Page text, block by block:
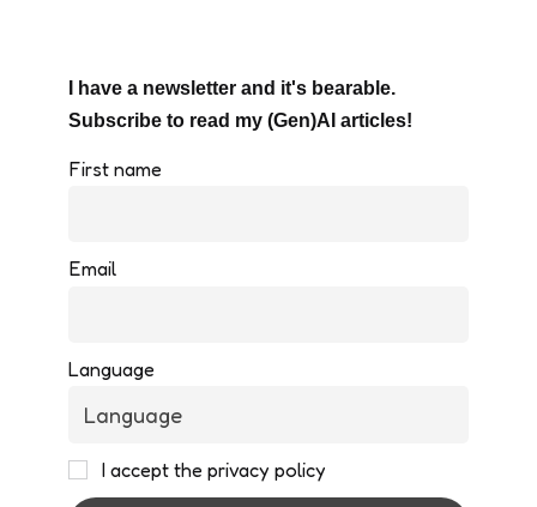
I have a newsletter and it's bearable.
Subscribe to read my (Gen)AI articles!
First name
Email
Language
I accept the privacy policy